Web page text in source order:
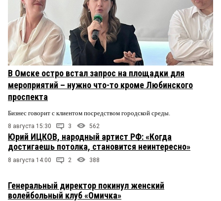
В Омске остро встал запрос на площадки для
мероприятий – нужно что-то кроме Любинского
проспекта
Бизнес говорит с клиентом посредством городской среды.
8 августа 15:30 3 562
Юрий ИЦКОВ, народный артист РФ: «Когда
достигаешь потолка, становится неинтересно»
8 августа 14:00 2 388
Генеральный директор покинул женский
волейбольный клуб «Омичка»